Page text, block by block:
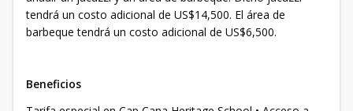
tendrá un costo adicional de US$14,500. El área de
barbeque tendrá un costo adicional de US$6,500.
Beneficios